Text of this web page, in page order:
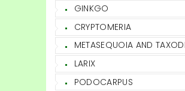
GINKGO
CRYPTOMERIA
METASEQUOIA AND
LARIX
PODOCARPUS